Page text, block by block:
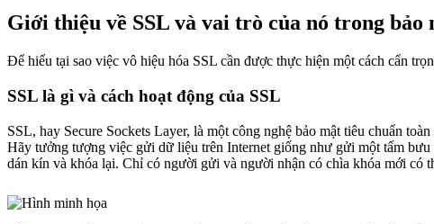
Giới thiệu về SSL và vai trò của nó trong bảo
Để hiểu tại sao việc vô hiệu hóa SSL cần được thực hiện một cách cẩn
SSL là gì và cách hoạt động của SSL
SSL, hay Secure Sockets Layer, là một công nghệ bảo mật tiêu chuẩn
Hãy tưởng tượng việc gửi dữ liệu trên Internet giống như gửi một tấm
dán kín và khóa lại. Chỉ có người gửi và người nhận có chìa khóa mới có